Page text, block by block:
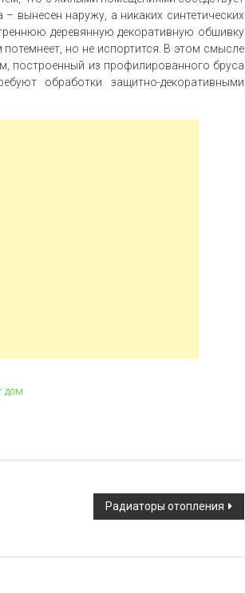
вынесен наружу, а никаких синтетических
деревянную декоративную обшивку
но не испортится. В этом смысле
построенный из профилированного бруса
обработки защитно-декоративными
дом
Радиаторы отопления